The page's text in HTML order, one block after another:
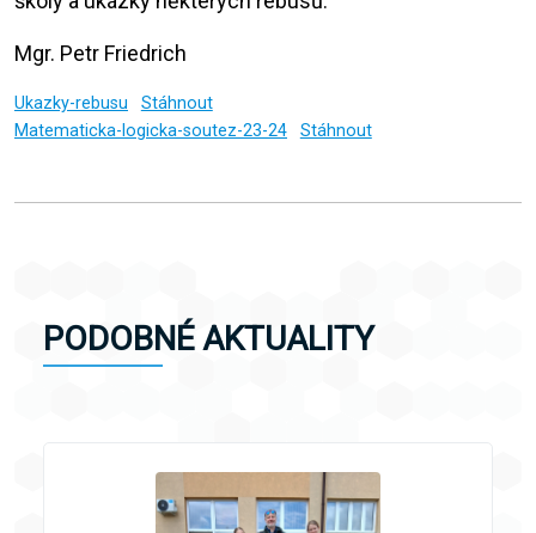
Mgr. Petr Friedrich
Ukazky-rebusu
Stáhnout
Matematicka-logicka-soutez-23-24
Stáhnout
PODOBNÉ AKTUALITY